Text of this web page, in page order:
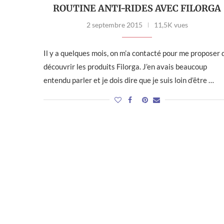
ROUTINE ANTI-RIDES AVEC FILORGA
2 septembre 2015 11,5K vues
Il y a quelques mois, on m’a contacté pour me proposer
découvrir les produits Filorga. J’en avais beaucoup
entendu parler et je dois dire que je suis loin d’être …